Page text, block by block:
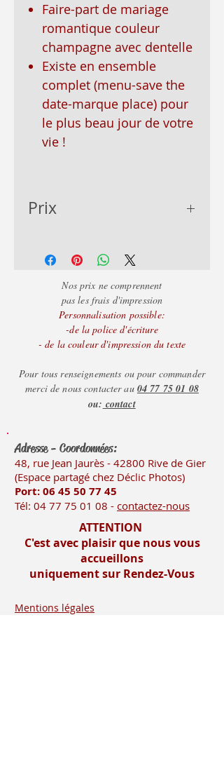
Faire-part de mariage
romantique couleur
champagne avec dentelle
Existe en ensemble
complet (menu-save the
date-marque place) pour
le plus beau jour de votre
vie !
Prix
Nos prix ne comprennent
pas les frais d'impression
Personnalisation possible:
-de la police d'écriture
- de la couleur d'impression du texte
Pour tous renseignements ou pour commander
merci de nous contacter au 04 77 75 01 08
ou: contact
Adresse - Coordonnées:
48, rue Jean Jaurès - 42800 Rive de Gier
(Espace partagé chez Déclic Photos)
Port: 06 45 50 77 45
Tél: 04 77 75 01 08 - contactez-nous
ATTENTION
C'est avec plaisir que nous vous
accueillons
uniquement sur Rendez-Vous
Mentions légales